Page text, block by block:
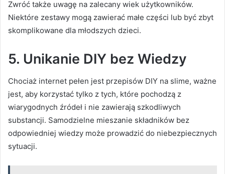
Zwróć także uwagę na zalecany wiek użytkowników.
Niektóre zestawy mogą zawierać małe części lub być zbyt
skomplikowane dla młodszych dzieci.
5. Unikanie DIY bez Wiedzy
Chociaż internet pełen jest przepisów DIY na slime, ważne
jest, aby korzystać tylko z tych, które pochodzą z
wiarygodnych źródeł i nie zawierają szkodliwych
substancji. Samodzielne mieszanie składników bez
odpowiedniej wiedzy może prowadzić do niebezpiecznych
sytuacji.